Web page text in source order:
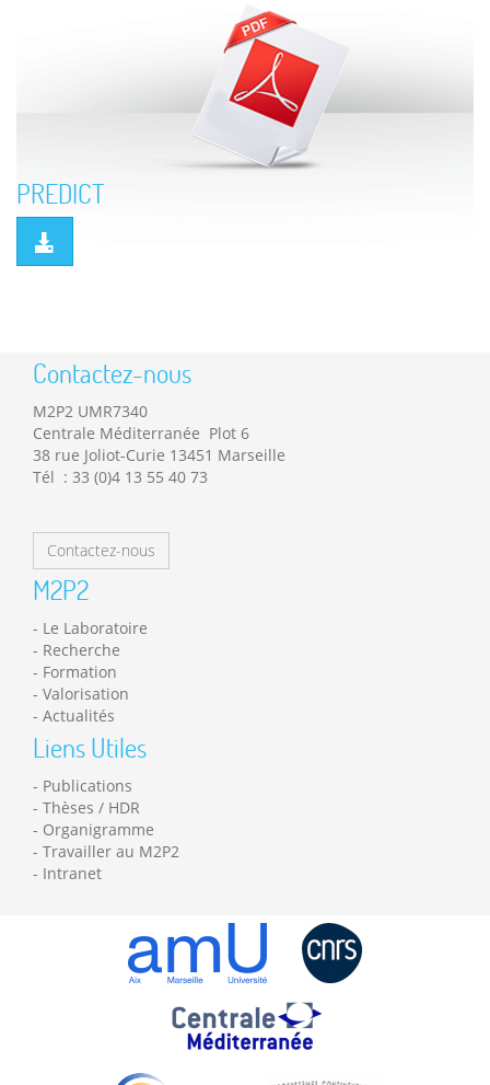
PREDICT
Contactez-nous
M2P2 UMR7340
Centrale Méditerranée Plot 6
38 rue Joliot-Curie 13451 Marseille
Tél : 33 (0)4 13 55 40 73
Contactez-nous
M2P2
Le Laboratoire
Recherche
Formation
Valorisation
Actualités
Liens Utiles
Publications
Thèses / HDR
Organigramme
Travailler au M2P2
Intranet